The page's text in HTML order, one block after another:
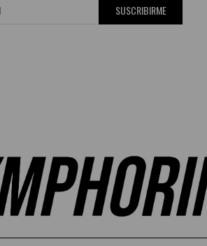
SUSCRIBIRME